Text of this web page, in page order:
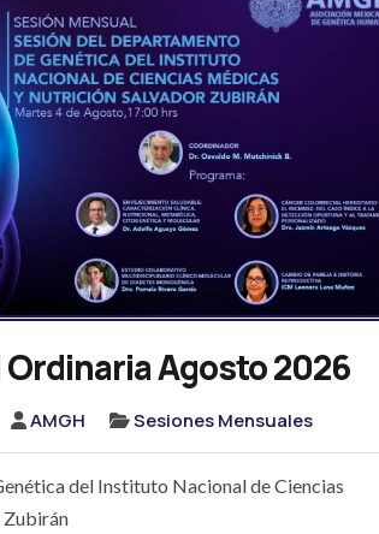
Agosto 2026
AMGH Sesiones Mensuales
del Instituto Nacional de Ciencias